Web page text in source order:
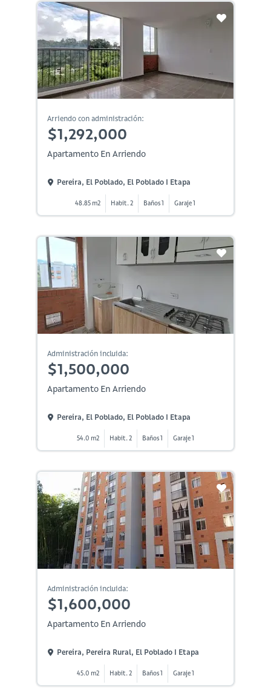
Arriendo con administración:
$1,292,000
Apartamento En Arriendo
Pereira, El Poblado, El Poblado I Etapa
48.85 m2 Habit. 2 Baños 1 Garaje 1
Administración incluida:
$1,500,000
Apartamento En Arriendo
Pereira, El Poblado, El Poblado I Etapa
54.0 m2 Habit. 2 Baños 1 Garaje 1
Administración incluida:
$1,600,000
Apartamento En Arriendo
Pereira, Pereira Rural, El Poblado I Etapa
45.0 m2 Habit. 2 Baños 1 Garaje 1